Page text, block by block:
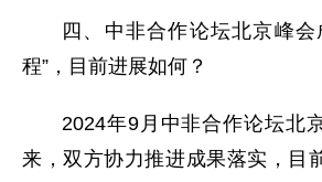
四、中非合作论坛北京峰会
程”，目前进展如何？
2024年9月中非合作论坛北
来，双方协力推进成果落实，目